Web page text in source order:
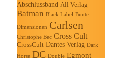
Abschlussband All Verlag
Batman Black Label Bunte
Dimensionen Carlsen
Christophe Bec Cross Cult
CrossCult Dantes Verlag Dark
Horse DC Double Egmont